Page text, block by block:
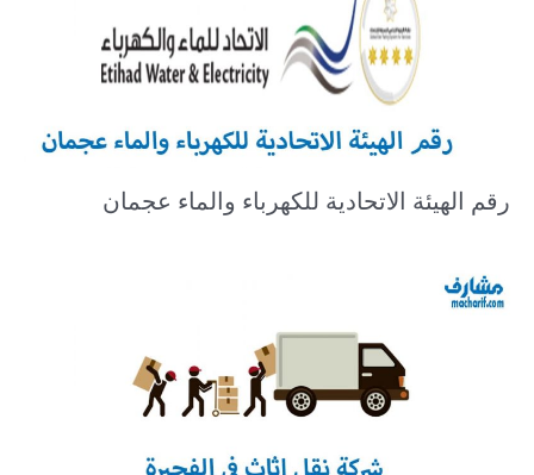
رقم الهيئة الاتحادية للكهرباء والماء عجمان